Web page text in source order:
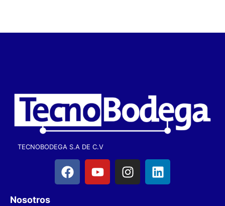
TECNOBODEGA S.A DE C.V
Nosotros